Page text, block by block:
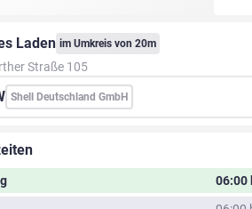
Laden im Umkreis von 20m
Straße 105
Shell Deutschland GmbH
06:00